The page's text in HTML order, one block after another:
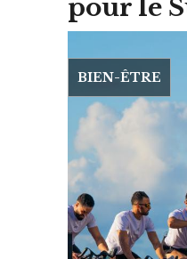
pour le
BIEN-ÊTRE
LUNDI